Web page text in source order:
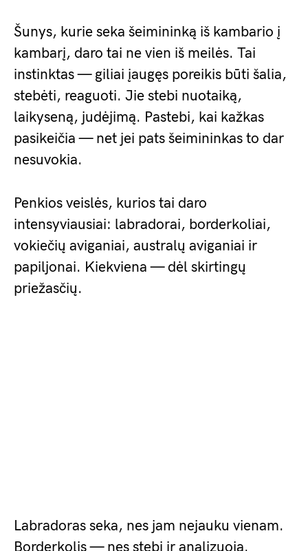
Šunys, kurie seka šeimininką iš kambario į
kambarį, daro tai ne vien iš meilės. Tai
instinktas — giliai įaugęs poreikis būti šalia,
stebėti, reaguoti. Jie stebi nuotaiką,
laikyseną, judėjimą. Pastebi, kai kažkas
pasikeičia — net jei pats šeimininkas to dar
nesuvokia.
Penkios veislės, kurios tai daro
intensyviausiai: labradorai, borderkoliai,
vokiečių aviganiai, australų aviganiai ir
papiljonai. Kiekviena — dėl skirtingų
priežasčių.
Labradoras seka, nes jam nejauku vienam.
Borderkolis — nes stebi ir analizuoja.